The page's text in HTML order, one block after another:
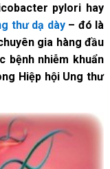
pylori hay
thư dạ dày– đó là
gia hàng đầu
bệnh nhiễm khuẩn
Hiệp hội Ung thư